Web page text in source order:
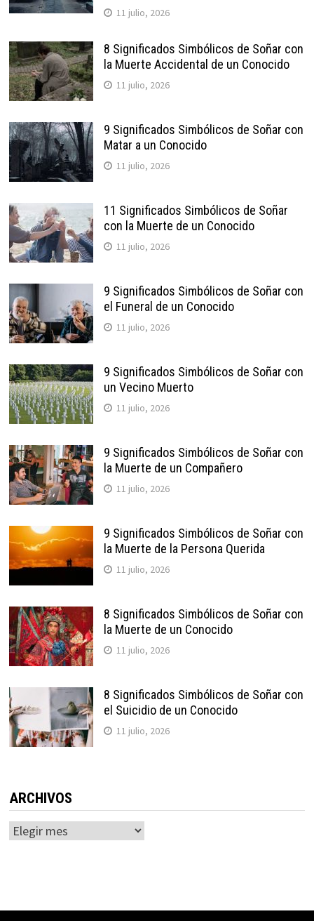
11 julio, 2026
8 Significados Simbólicos de Soñar con
la Muerte Accidental de un Conocido
11 julio, 2026
9 Significados Simbólicos de Soñar con
Matar a un Conocido
11 julio, 2026
11 Significados Simbólicos de Soñar
con la Muerte de un Conocido
11 julio, 2026
9 Significados Simbólicos de Soñar con
el Funeral de un Conocido
11 julio, 2026
9 Significados Simbólicos de Soñar con
un Vecino Muerto
11 julio, 2026
9 Significados Simbólicos de Soñar con
la Muerte de un Compañero
11 julio, 2026
9 Significados Simbólicos de Soñar con
la Muerte de la Persona Querida
11 julio, 2026
8 Significados Simbólicos de Soñar con
la Muerte de un Conocido
11 julio, 2026
8 Significados Simbólicos de Soñar con
el Suicidio de un Conocido
11 julio, 2026
ARCHIVOS
Archivos